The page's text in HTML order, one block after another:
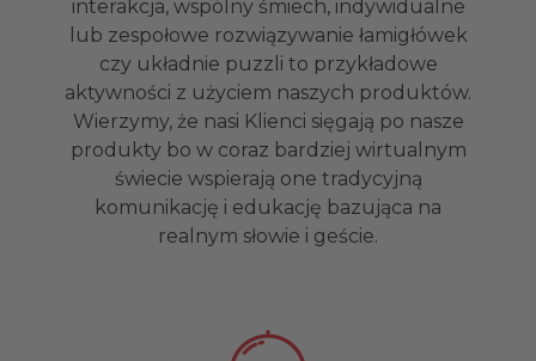
interakcja, wspólny śmiech, indywidualne
lub zespołowe rozwiązywanie łamigłówek
czy układnie puzzli to przykładowe
aktywności z użyciem naszych produktów.
Wierzymy, że nasi Klienci sięgają po nasze
produkty bo w coraz bardziej wirtualnym
świecie wspierają one tradycyjną
komunikację i edukację bazująca na
realnym słowie i geście.